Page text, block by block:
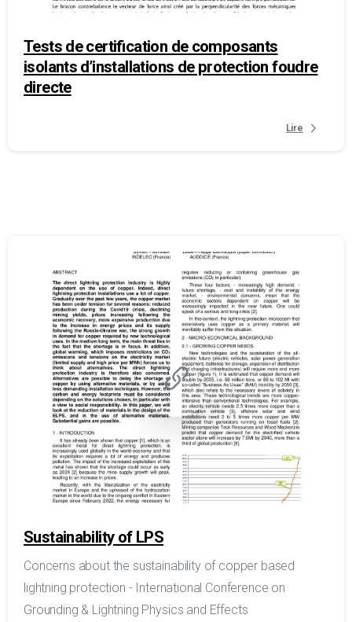
Tests de certification de composants
isolants d’installations de protection foudre
directe
Lire
Sustainability of LPS
Concerns about the sustainability of copper based
lightning protection - International Conference on
Grounding & Lightning Physics and Effects